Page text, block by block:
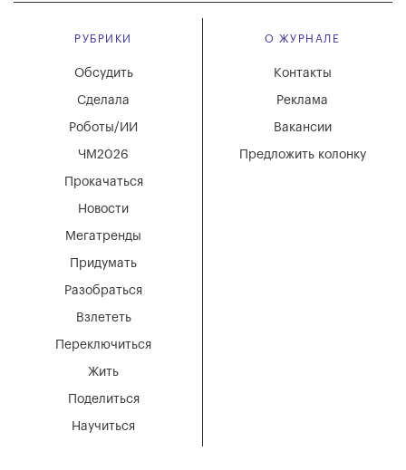
РУБРИКИ
Мегатренды
Придумать
Разобраться
Взлететь
Новости
Переключиться
Жить
Поделиться
Научиться
Обсудить
Сделала
Роботы/ИИ
ЧМ2026
Прокачаться
О ЖУРНАЛЕ
Вакансии
Реклама
Контакты
Предложить колонку